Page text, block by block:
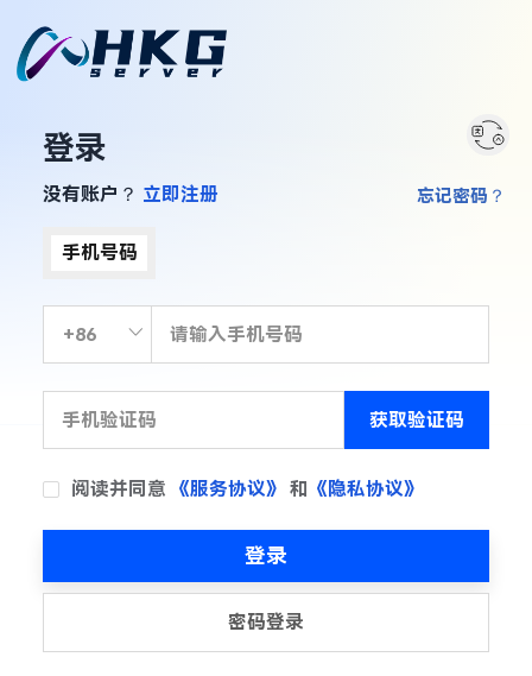
登录
没有账户？ 立即注册
手机号码
获取验证码
阅读并同意 《服务协议》 和 《隐私协议》
忘记密码？
登录
密码登录